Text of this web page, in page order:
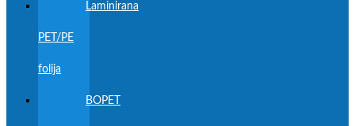
Laminirana
PET/PE
folija
BOPET